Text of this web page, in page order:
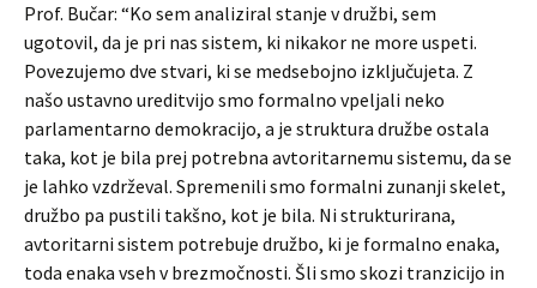
Prof. Bučar: “Ko sem analiziral stanje v družbi, sem
ugotovil, da je pri nas sistem, ki nikakor ne more uspeti.
Povezujemo dve stvari, ki se medsebojno izključujeta. Z
našo ustavno ureditvijo smo formalno vpeljali neko
parlamentarno demokracijo, a je struktura družbe ostala
taka, kot je bila prej potrebna avtoritarnemu sistemu, da se
je lahko vzdrževal. Spremenili smo formalni zunanji skelet,
družbo pa pustili takšno, kot je bila. Ni strukturirana,
avtoritarni sistem potrebuje družbo, ki je formalno enaka,
toda enaka vseh v brezmočnosti. Šli smo skozi tranzicijo in